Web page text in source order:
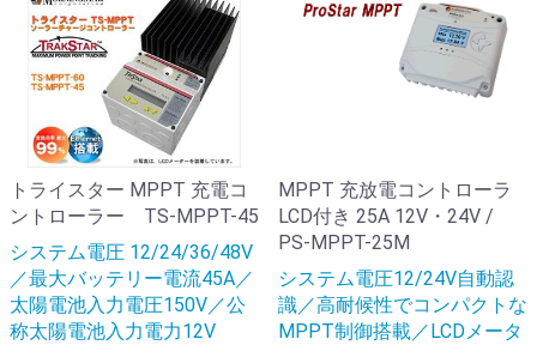
トライスター MPPT 充電コ
ントローラー TS-MPPT-45
システム電圧 12/24/36/48V
／最大バッテリー電流45A／
太陽電池入力電圧150V／公
称太陽電池入力電力12V
MPPT 充放電コントローラ
LCD付き 25A 12V・24V /
PS-MPPT-25M
システム電圧12/24V自動認
識／高耐候性でコンパクトな
MPPT制御搭載／LCDメータ